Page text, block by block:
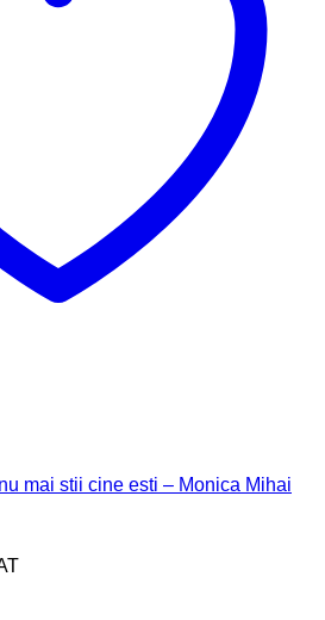
mai stii cine esti – Monica Mihai